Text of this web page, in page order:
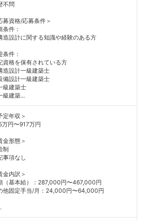
不問
募資格/応募条件＞
条件：
造設計に関する知識や経験のある方
条件：
資格を保有されている方
造設計一級建築士
備設計一級建築士
級建築士
級建築...
定年収＞
万円〜917万円
金形態＞
制
事項なし
金内訳＞
（基本給）：287,000円〜467,000円
他固定手当/月：24,000円〜64,000円